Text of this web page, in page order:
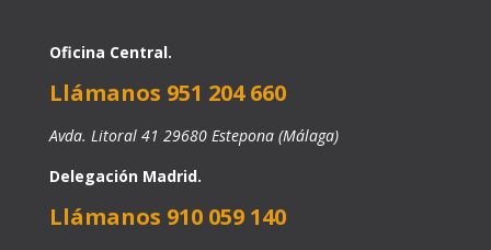
Oficina Central.
Llámanos 951 204 660
Avda. Litoral 41 29680 Estepona (Málaga)
Delegación Madrid.
Llámanos 910 059 140